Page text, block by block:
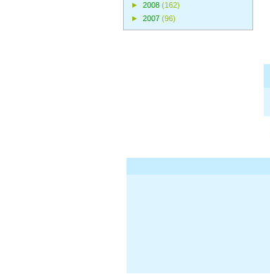
► 2008 (162)
► 2007 (96)